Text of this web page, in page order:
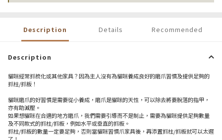
Description Details Recommended
Description
貓咪經常抓梳化或其他家具？因為主人沒有為貓咪養成良好的磨爪習慣及提供足夠的
抓柱/抓板！
貓咪磨爪的好習慣是需要從小養成，磨爪是貓咪的天性，可以除去將要脫落的指甲，
亦有助減壓。
如果想貓咪在合適的地方磨爪，我們需要引導而不是制止，需要為貓咪提供足夠數量
及不同款式的抓柱/抓板，例如水平或垂直的抓板。
抓柱/抓板的數量一定要足夠，否則當貓咪習慣爪家具後，再添置抓柱/抓板就可以太遲